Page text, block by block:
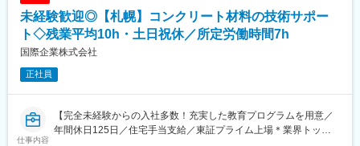
る部品、薬品を流すチューブ、フライパンの表面加工など私たち
の生活に身近な素材を扱っています。フッ素樹脂がなければPCや
スマホもできません。
の業界の幅が広いことが特徴です。
・コンクリートの二次製品メーカーなど
■入社後の流れ：
▽基礎研修（1～2日）
カー工場にて学んでいただきます。
▽OJT研修（半年～1年）
未経験歓迎◎【札幌】コンクリート材料の技術サポー
ト◇残業平均10h・土日祝休／所定労働時間7h
国際企業株式会社
正社員
仕事内容
【完全未経験からの入社多数！充実した教育プログラムを用意／
年間休日125日／住宅手当支給／東証プライム上場＊業界トップ